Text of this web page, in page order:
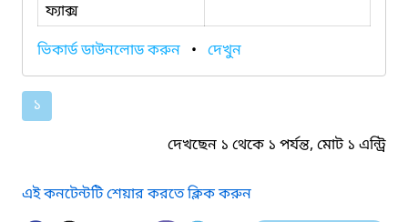
ফ্যাক্স
ভিকার্ড ডাউনলোড করুন • দেখুন
১
দেখছেন ১ থেকে ১ পর্যন্ত, মোট ১ এন্ট্রি
এই কনটেন্টটি শেয়ার করতে ক্লিক করুন